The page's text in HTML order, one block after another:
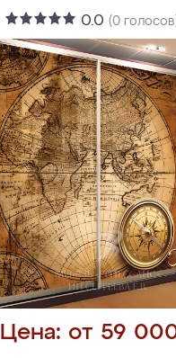
0.0 (0
Цена: от 59